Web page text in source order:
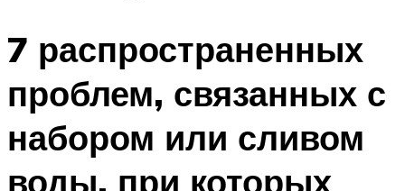
7 распространенных
проблем, связанных с
набором или сливом
воды, при которых